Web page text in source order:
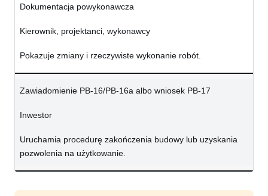
Dokumentacja powykonawcza
Kierownik, projektanci, wykonawcy
Pokazuje zmiany i rzeczywiste wykonanie robót.
Zawiadomienie PB-16/PB-16a albo wniosek PB-17
Inwestor
Uruchamia procedurę zakończenia budowy lub uzyskania
pozwolenia na użytkowanie.